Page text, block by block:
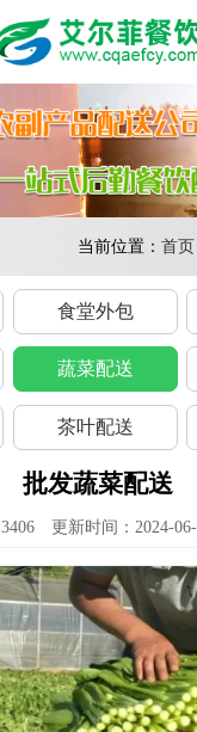
当前位置： 首页
食堂外包
蔬菜配送
茶叶配送
批发蔬菜配送
3406 更新时间：2024-06-